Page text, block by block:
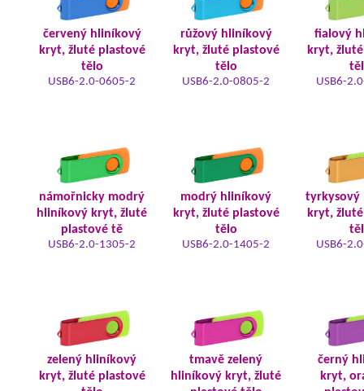
červený hliníkový
kryt, žluté plastové
tělo
USB6-2.0-0605-2
růžový hliníkový
kryt, žluté plastové
tělo
USB6-2.0-0805-2
fialový
kryt,
USB6-
námořnicky modrý
hliníkový kryt, žluté
plastové tě
USB6-2.0-1305-2
modrý hliníkový
kryt, žluté plastové
tělo
USB6-2.0-1405-2
tyrkysový
kryt,
USB6-
zelený hliníkový
kryt, žluté plastové
tmavě zelený
hliníkový kryt, žluté
černý
kryt,